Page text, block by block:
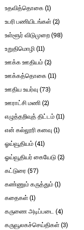
உதவித்தொகை(1)
உபரி பணியிடங்கள்(2)
உள்ளூர் விடுமுறை(98)
உறுதிமொழி(11)
ஊக்க ஊதியம்(2)
ஊக்கத்தொகை(11)
ஊதிய உயர்வு (73)
ஊராட்சி மணி(2)
எழுத்தறிவுத் திட்டம்(11)
என் கல்லூரி கனவு (1)
ஓய்வூதியம்(41)
ஓய்வூதியர் கையேடு(2)
கட்டுரை (57)
கண்ணும் கருத்தும்(1)
கதைகள்(1)
கருணை அடிப்படை (4)
கருவூலகச்செய்திகள்(3)